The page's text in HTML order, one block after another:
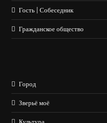
Гость | Собеседник
Гражданское общество
Город
Зверьё моё